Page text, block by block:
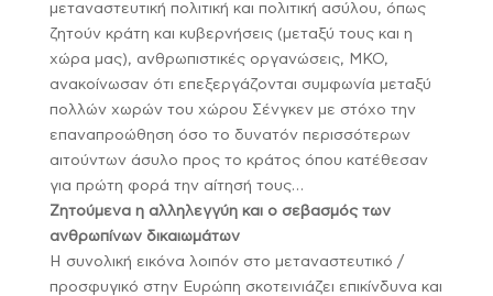
μεταναστευτική πολιτική και πολιτική ασύλου, όπως
ζητούν κράτη και κυβερνήσεις (μεταξύ τους και η
χώρα μας), ανθρωπιστικές οργανώσεις, ΜΚΟ,
ανακοίνωσαν ότι επεξεργάζονται συμφωνία μεταξύ
πολλών χωρών του χώρου Σένγκεν με στόχο την
επαναπροώθηση όσο το δυνατόν περισσότερων
αιτούντων άσυλο προς το κράτος όπου κατέθεσαν
για πρώτη φορά την αίτησή τους…
Ζητούμενα η αλληλεγγύη και ο σεβασμός των
ανθρωπίνων δικαιωμάτων
Η συνολική εικόνα λοιπόν στο μεταναστευτικό /
προσφυγικό στην Ευρώπη σκοτεινιάζει επικίνδυνα και